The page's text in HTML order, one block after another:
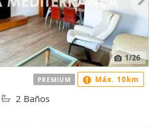
1/26
2 Baños
PREMIUM Máx. 10km